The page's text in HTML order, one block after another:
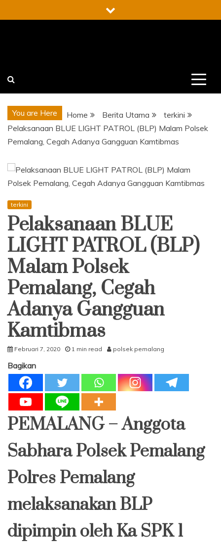
to
You are Here Home Berita Utama
terkini
Pelaksanaan BLUE LIGHT PATROL (BLP) Malam Polsek
Pemalang, Cegah Adanya Gangguan Kamtibmas
terkini
Pelaksanaan BLUE
LIGHT PATROL (BLP)
Malam Polsek
Pemalang, Cegah
Adanya Gangguan
Kamtibmas
Februari 7, 2020 1 min read polsek pemalang
Bagikan
PEMALANG – Anggota
Sabhara Polsek Pemalang
Polres Pemalang
melaksanakan BLP
dipimpin oleh Ka SPK 1